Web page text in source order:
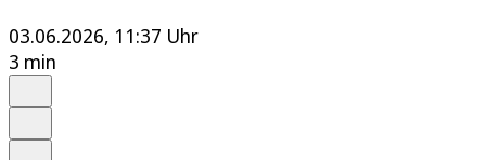
03.06.2026, 11:37 Uhr
3 min